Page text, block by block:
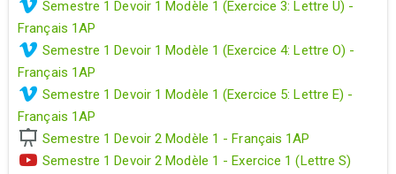
Semestre 1 Devoir 1 Modèle 1 (Exercice 3: Lettre U) -
Français 1AP
Semestre 1 Devoir 1 Modèle 1 (Exercice 4: Lettre O) -
Français 1AP
Semestre 1 Devoir 1 Modèle 1 (Exercice 5: Lettre E) -
Français 1AP
Semestre 1 Devoir 2 Modèle 1 - Français 1AP
Semestre 1 Devoir 2 Modèle 1 - Exercice 1 (Lettre S)